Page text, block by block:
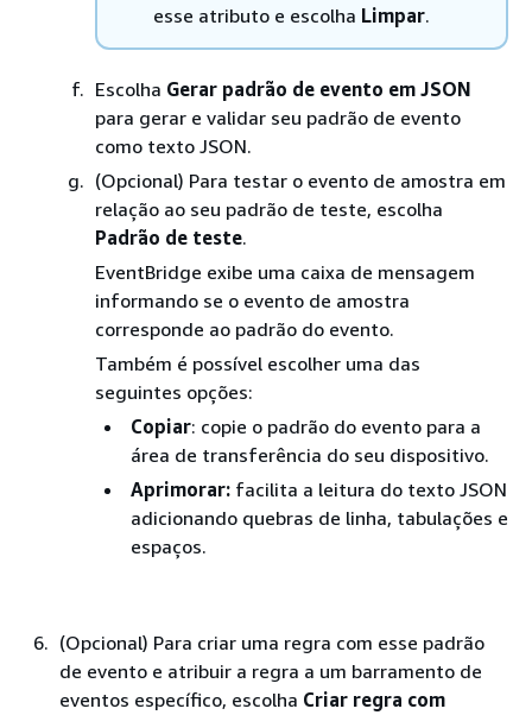
esse atributo e escolha Limpar.
Escolha Gerar padrão de evento em JSON
para gerar e validar seu padrão de evento
como texto JSON.
(Opcional) Para testar o evento de amostra em
relação ao seu padrão de teste, escolha
Padrão de teste.
EventBridge exibe uma caixa de mensagem
informando se o evento de amostra
corresponde ao padrão do evento.
Também é possível escolher uma das
seguintes opções:
Copiar: copie o padrão do evento para a
área de transferência do seu dispositivo.
Aprimorar: facilita a leitura do texto JSON
adicionando quebras de linha, tabulações e
espaços.
(Opcional) Para criar uma regra com esse padrão
de evento e atribuir a regra a um barramento de
eventos específico, escolha Criar regra com